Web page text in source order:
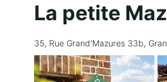
La petite
35, Rue Grand'Mazures 33b,